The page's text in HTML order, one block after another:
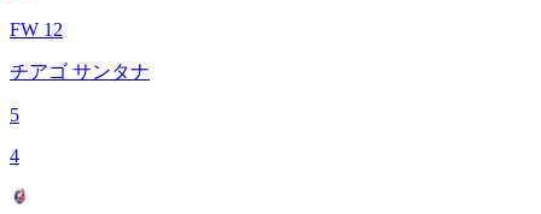
FW 12
チアゴ サンタナ
5
4